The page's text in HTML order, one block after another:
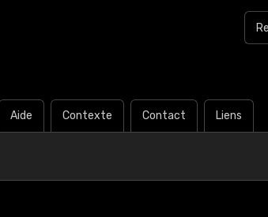
Aide Contexte Contact Liens